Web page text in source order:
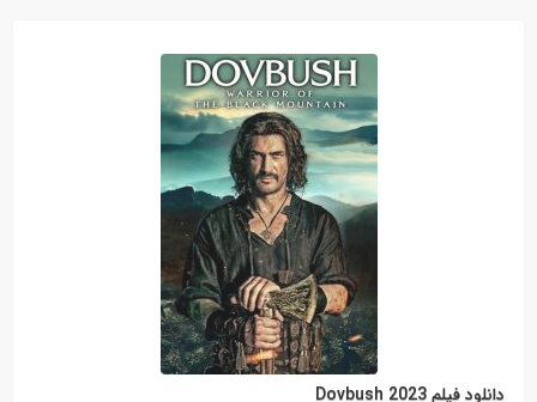
دانلود فیلم Dovbush 2023